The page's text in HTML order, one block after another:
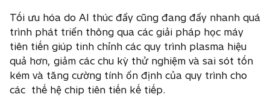
Tối ưu hóa do AI thúc đẩy cũng đang đẩy nhanh quá
trình phát triển thông qua các giải pháp học máy
tiên tiến giúp tinh chỉnh các quy trình plasma hiệu
quả hơn, giảm các chu kỳ thử nghiệm và sai sót tốn
kém và tăng cường tính ổn định của quy trình cho
các thế hệ chip tiên tiến kế tiếp.